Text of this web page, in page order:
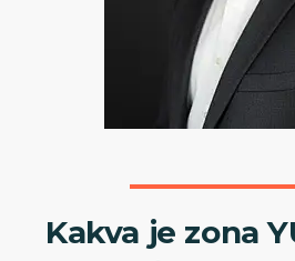
Kakva je zona